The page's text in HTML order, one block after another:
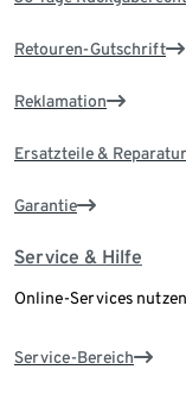
Retouren-Gutschrift
Reklamation
Ersatzteile & Reparatur
Garantie
Service & Hilfe
Online-Services
Service-Bereich